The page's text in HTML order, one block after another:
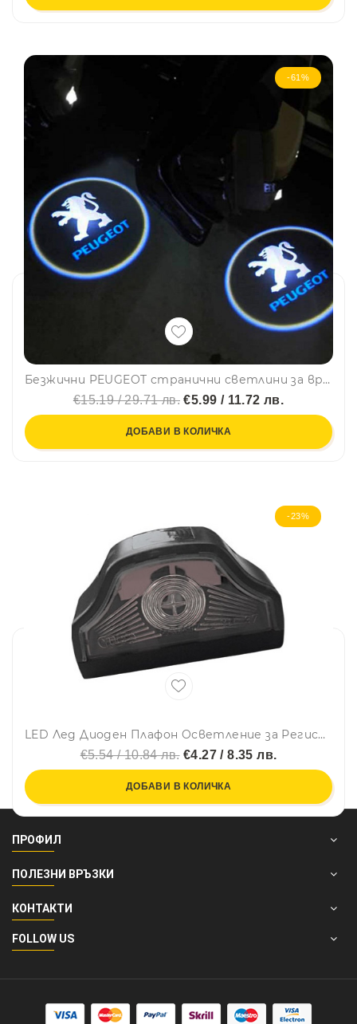
-61%
Безжични PEUGEOT странични светлини за врата на кола, 2 броя, LED лого
€15.19 / 29.71 лв. €5.99 / 11.72 лв.
ДОБАВИ В КОЛИЧКА
-23%
LED Лед Диоден Плафон Oсветление за Регистрационен Номер ,24V, За Ремарке, Бус, Каравана, Платформа, Черен
€5.54 / 10.84 лв.€4.27 / 8.35 лв.
ДОБАВИ В КОЛИЧКА
ПРОФИЛ
ПОЛЕЗНИ ВРЪЗКИ
КОНТАКТИ
FOLLOW US